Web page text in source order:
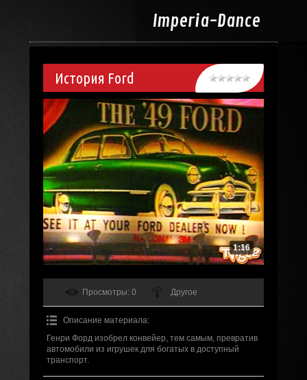
Imperia-Dance
История Ford
1:16
Просмотры: 0 Другое
Описание материала:
Генри Форд изобрел конвейер, тем самым, превратив
автомобили из игрушек для богатых в доступный
транспорт.